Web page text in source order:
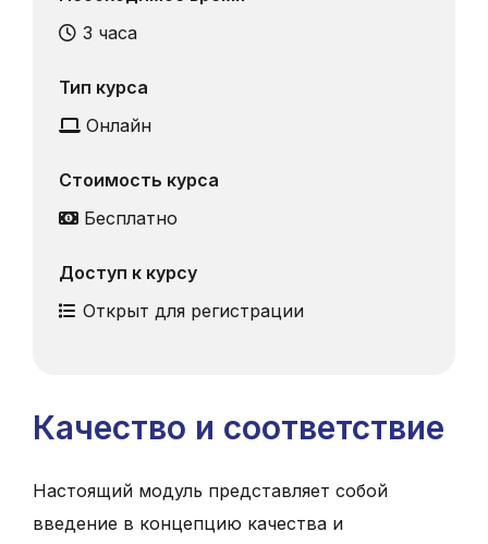
3 часа
Тип курса
Онлайн
Стоимость курса
Бесплатно
Доступ к курсу
Открыт для регистрации
Качество и соответствие
Настоящий модуль представляет собой
введение в концепцию качества и